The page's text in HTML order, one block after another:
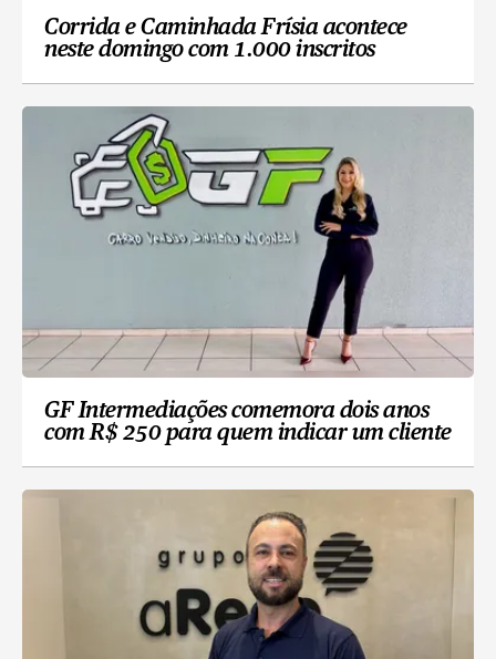
Corrida e Caminhada Frísia acontece
neste domingo com 1.000 inscritos
GF Intermediações comemora dois anos
com R$ 250 para quem indicar um cliente